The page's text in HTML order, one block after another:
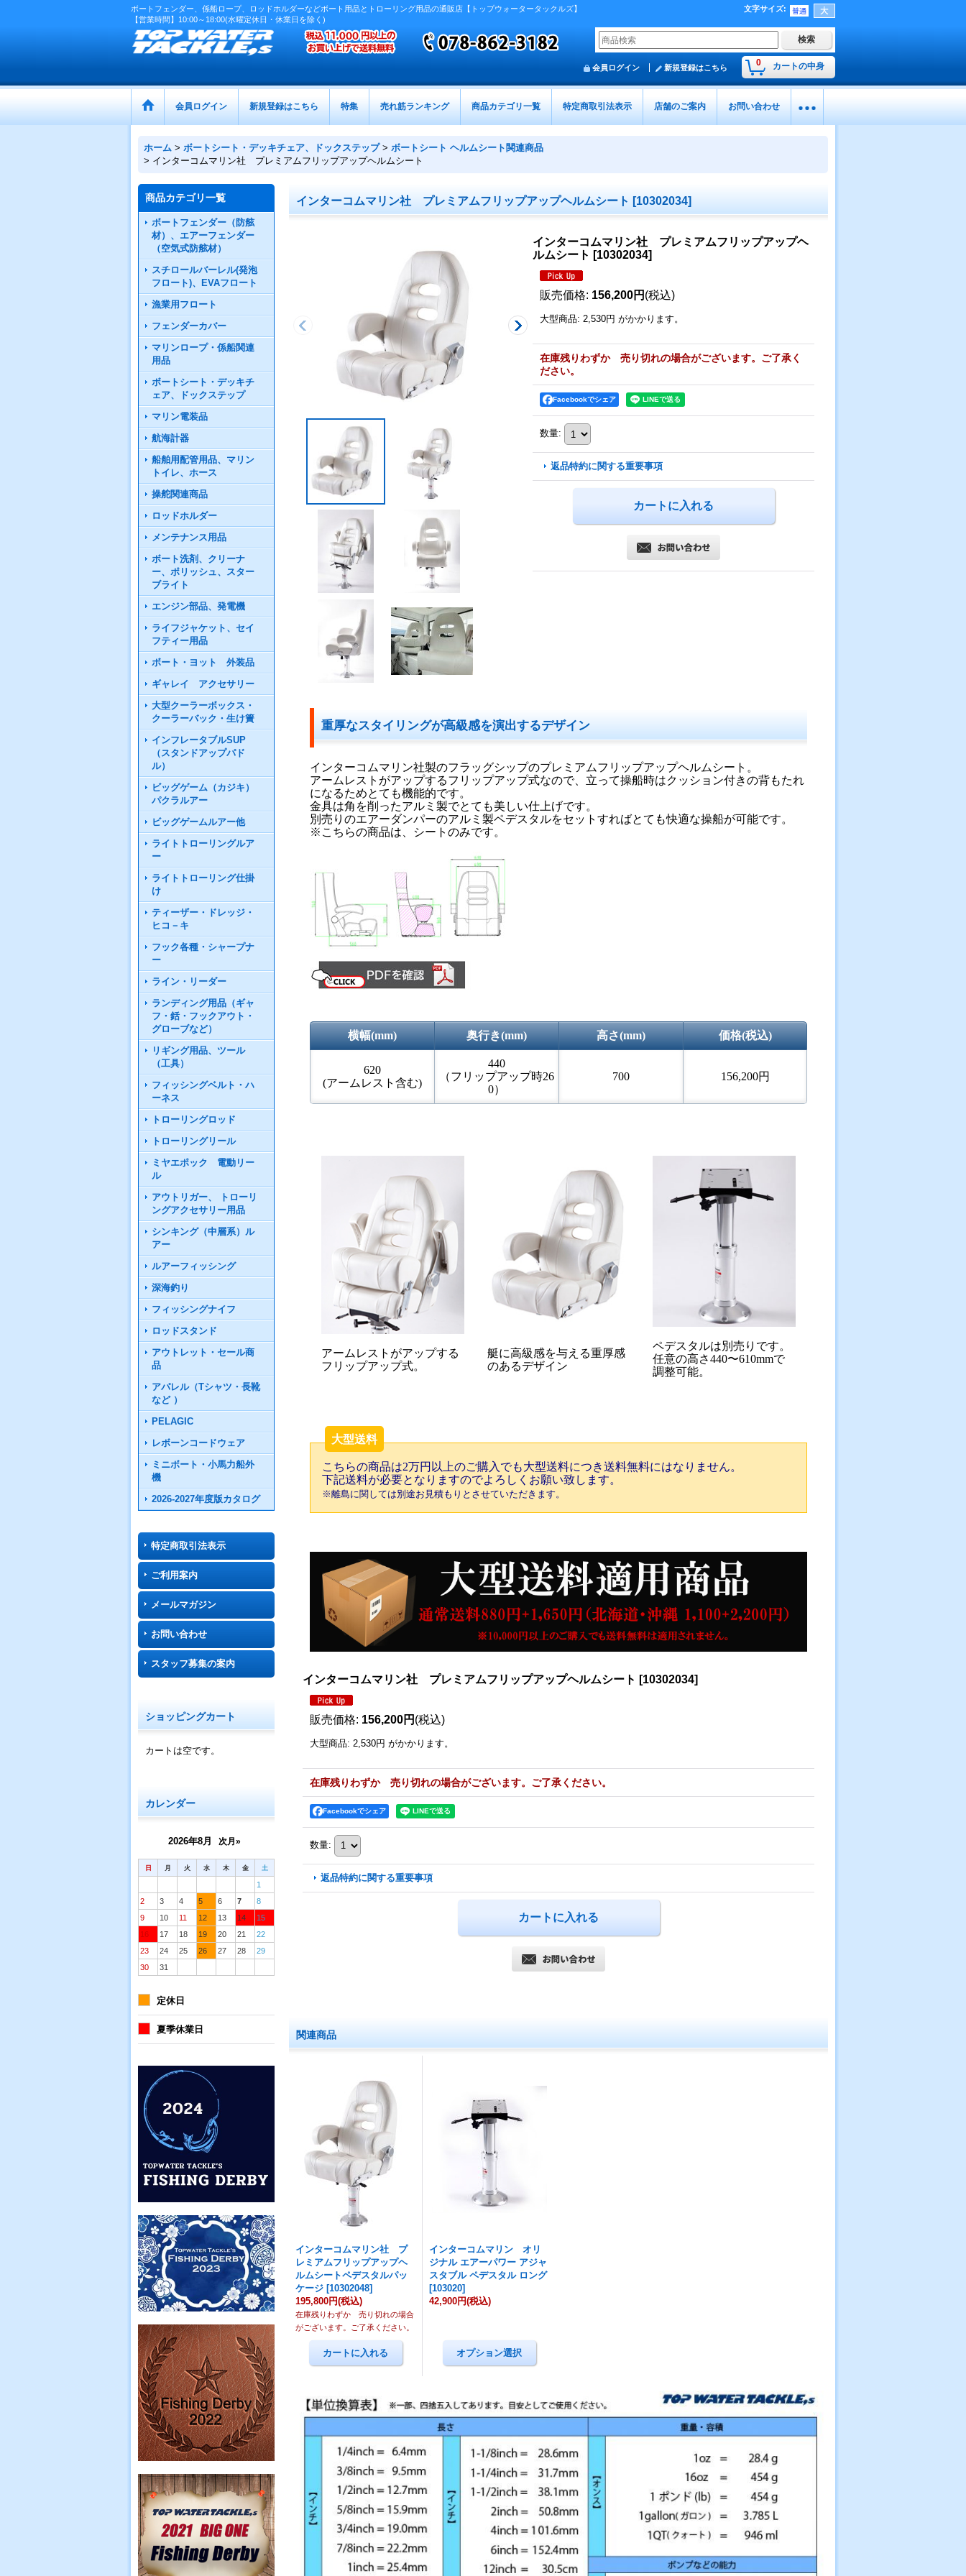
ボートフェンダー、係船ロープ、ロッドホルダーなどボート用品とトローリング用品の通販店【トップウォータータックルズ】
【営業時間】10:00～18:00(水曜定休日・休業日を除く)
文字サイズ:
0 カートの中身
会員ログイン 新規登録はこちら
会員ログイン 新規登録はこちら 特集 売れ筋ランキング 商品カテゴリ一覧 特定商取引法表示 店舗のご案内 お問い合わせ
ホーム > ボートシート・デッキチェア、ドックステップ > ボートシート ヘルムシート関連商品
> インターコムマリン社 プレミアムフリップアップヘルムシート
商品カテゴリ一覧
ボートフェンダー（防舷
材）、エアーフェンダー
（空気式防舷材）
スチロールバーレル(発泡
フロート)、EVAフロート
漁業用フロート
フェンダーカバー
マリンロープ・係船関連
用品
ボートシート・デッキチ
ェア、ドックステップ
マリン電装品
航海計器
船舶用配管用品、マリン
トイレ、ホース
操舵関連商品
ロッドホルダー
メンテナンス用品
ボート洗剤、クリーナ
ー、ポリッシュ、スター
ブライト
エンジン部品、発電機
ライフジャケット、セイ
フティー用品
ボート・ヨット 外装品
ギャレイ アクセサリー
大型クーラーボックス・
クーラーバック・生け簀
インフレータブルSUP
（スタンドアップパド
ル）
ビッグゲーム（カジキ）
パクラルアー
ビッグゲームルアー他
ライトトローリングルア
ー
ライトトローリング仕掛
け
ティーザー・ドレッジ・
ヒコ－キ
フック各種・シャープナ
ー
ライン・リーダー
ランディング用品（ギャ
フ・銛・フックアウト・
グローブなど）
リギング用品、ツール
（工具）
フィッシングベルト・ハ
ーネス
トローリングロッド
トローリングリール
ミヤエポック 電動リー
ル
アウトリガー、 トローリ
ングアクセサリー用品
シンキング（中層系）ル
アー
ルアーフィッシング
深海釣り
フィッシングナイフ
ロッドスタンド
アウトレット・セール商
品
アパレル（Tシャツ・長靴
など ）
PELAGIC
レボーンコードウェア
ミニボート・小馬力船外
機
2026-2027年度版カタログ
特定商取引法表示
ご利用案内
メールマガジン
お問い合わせ
スタッフ募集の案内
ショッピングカート
カートは空です。
カレンダー
2026年8月 次月»
日 月 火 水 木 金 土
1
2
3 4 5 6 7
8
9
10 11 12 13 14
15
16
17 18 19 20 21
22
23
24 25 26 27 28
29
30
31
定休日
夏季休業日
インターコムマリン社 プレミアムフリップアップヘルムシート [10302034]
インターコムマリン社 プレミアムフリップアップヘ
ルムシート [10302034]
販売価格: 156,200円 (税込)
大型商品: 2,530円 がかかります。
在庫残りわずか 売り切れの場合がございます。ご了承く
ださい。
Facebookでシェア
数量:
返品特約に関する重要事項
重厚なスタイリングが高級感を演出するデザイン
インターコムマリン社製のフラッグシップのプレミアムフリップアップヘルムシート。
アームレストがアップするフリップアップ式なので、立って操船時はクッション付きの背もたれ
になるためとても機能的です。
金具は角を削ったアルミ製でとても美しい仕上げです。
別売りのエアーダンパーのアルミ製ペデスタルをセットすればとても快適な操船が可能です。
※こちらの商品は、シートのみです。
横幅(mm) 奥行き(mm) 高さ(mm) 価格(税込)
620
(アームレスト含む)
440
（フリップアップ時26
0）
700 156,200円
アームレストがアップする
フリップアップ式。
艇に高級感を与える重厚感
のあるデザイン
ペデスタルは別売りです。
任意の高さ440〜610mmで
調整可能。
大型送料
こちらの商品は2万円以上のご購入でも大型送料につき送料無料にはなりません。
下記送料が必要となりますのでよろしくお願い致します。
※離島に関しては別途お見積もりとさせていただきます。
インターコムマリン社 プレミアムフリップアップヘルムシート [10302034]
販売価格: 156,200円 (税込)
大型商品: 2,530円 がかかります。
在庫残りわずか 売り切れの場合がございます。ご了承ください。
Facebookでシェア
数量:
返品特約に関する重要事項
関連商品
インターコムマリン社 プ
レミアムフリップアップヘ
ルムシートペデスタルパッ
ケージ [10302048]
195,800円(税込)
在庫残りわずか 売り切れの場合
がございます。ご了承ください。
インターコムマリン オリ
ジナル エアーパワー アジャ
スタブル ペデスタル ロング
[103020]
42,900円(税込)